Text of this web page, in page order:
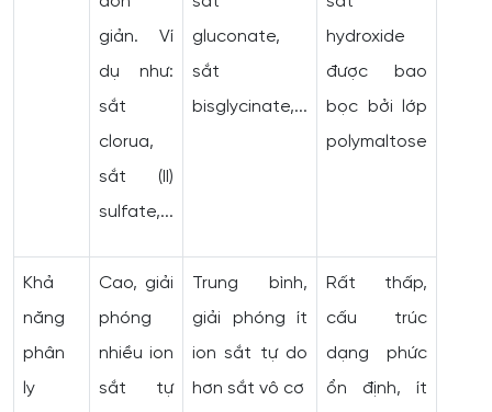
giản. Ví
dụ như:
sắt
clorua,
sắt (II)
sulfate,...
gluconate,
sắt
bisglycinate,...
hydroxide
được bao
bọc bởi lớp
polymaltose
Khả
năng
phân
ly
Cao, giải
phóng
nhiều ion
sắt tự
Trung bình,
giải phóng ít
ion sắt tự do
hơn sắt vô cơ
Rất thấp,
cấu trúc
dạng phức
ổn định, ít